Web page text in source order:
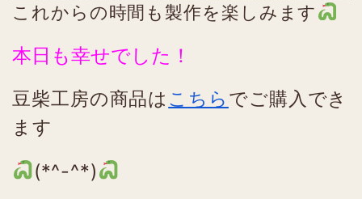
これからの時間も製作を楽しみます
本日も幸せでした！
豆柴工房の商品は こちら でご購入でき
ます
(*^-^*)